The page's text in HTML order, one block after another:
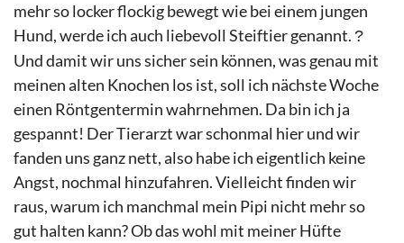
mehr so locker flockig bewegt wie bei einem jungen
Hund, werde ich auch liebevoll Steiftier genannt. ?
Und damit wir uns sicher sein können, was genau mit
meinen alten Knochen los ist, soll ich nächste Woche
einen Röntgentermin wahrnehmen. Da bin ich ja
gespannt! Der Tierarzt war schonmal hier und wir
fanden uns ganz nett, also habe ich eigentlich keine
Angst, nochmal hinzufahren. Vielleicht finden wir
raus, warum ich manchmal mein Pipi nicht mehr so
gut halten kann? Ob das wohl mit meiner Hüfte